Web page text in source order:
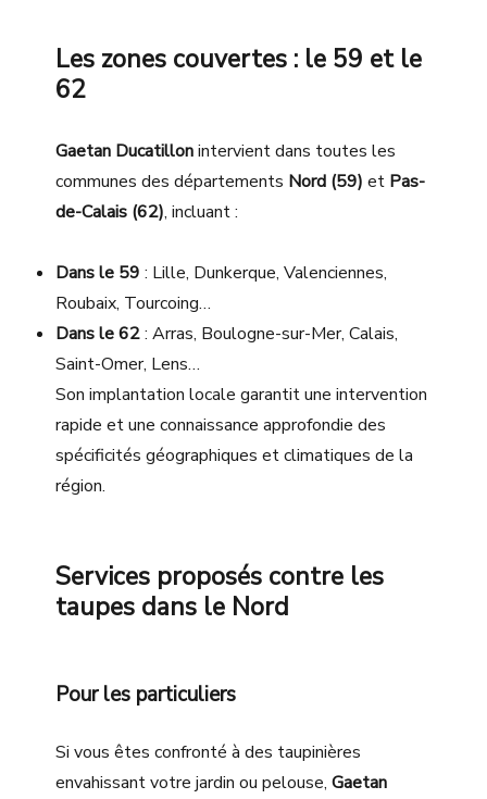
Les zones couvertes : le 59 et le
62
Gaetan Ducatillonintervient dans toutes les
communes des départements Nord (59) et Pas-
de-Calais (62), incluant :
Dans le 59 : Lille, Dunkerque, Valenciennes,
Roubaix, Tourcoing…
Dans le 62: Arras, Boulogne-sur-Mer, Calais,
Saint-Omer, Lens…
Son implantation locale garantit une intervention
rapide et une connaissance approfondie des
spécificités géographiques et climatiques de la
région.
Services proposés contre les
taupes dans le Nord
Pour les particuliers
Si vous êtes confronté à des taupinières
envahissant votre jardin ou pelouse,Gaetan